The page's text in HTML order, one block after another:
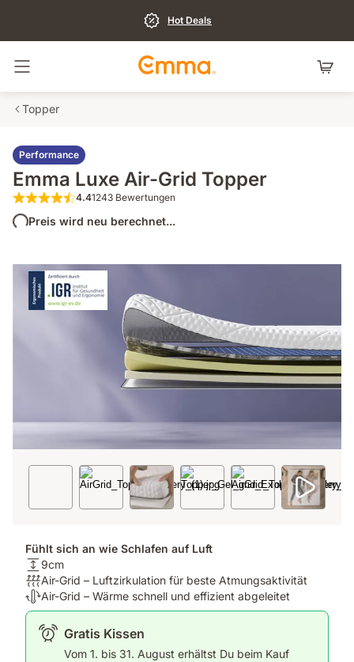
Hot Deals
Navigation umschalten
Topper
Performance
Emma Luxe Air-Grid Topper
4.4 von 5 Sternen 1243 Bewertungen
4.41243 Bewertungen
Preis wird neu berechnet...
Fühlt sich an wie Schlafen auf Luft
Matratzenhöhe:
9cm
9cm
Atmungsaktivität:
Air-
Grid
Luftzirkulation
Air-Grid – Luftzirkulation für beste Atmungsaktivität
Temperaturregulierung:
Air-
Grid
Air-Grid – Wärme schnell und effizient abgeleitet
Gratis Kissen
Vom 1. bis 31. August erhältst Du beim Kauf